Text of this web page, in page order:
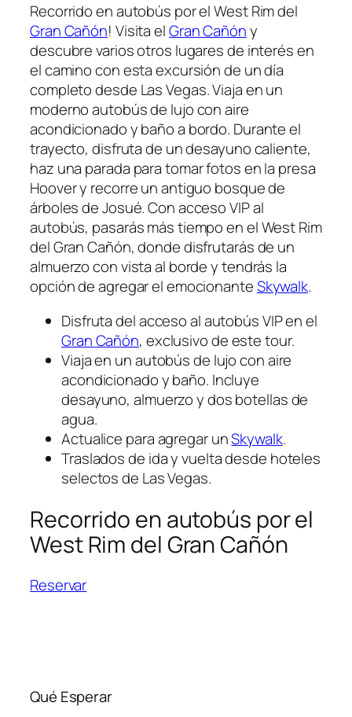
Recorrido en autobús por el West Rim del
Gran Cañón! Visita elGran Cañóny
descubre varios otros lugares de interés en
el camino con esta excursión de un día
completo desde Las Vegas. Viaja en un
moderno autobús de lujo con aire
acondicionado y baño a bordo. Durante el
trayecto, disfruta de un desayuno caliente,
haz una parada para tomar fotos en la presa
Hoover y recorre un antiguo bosque de
árboles de Josué. Con acceso VIP al
autobús, pasarás más tiempo en el West Rim
del Gran Cañón, donde disfrutarás de un
almuerzo con vista al borde y tendrás la
opción de agregar el emocionanteSkywalk.
Disfruta del acceso al autobús VIP en el
Gran Cañón, exclusivo de este tour.
Viaja en un autobús de lujo con aire
acondicionado y baño. Incluye
desayuno, almuerzo y dos botellas de
agua.
Actualice para agregar unSkywalk.
Traslados de ida y vuelta desde hoteles
selectos de Las Vegas.
Recorrido en autobús por el
West Rim del Gran Cañón
Reservar
Qué Esperar